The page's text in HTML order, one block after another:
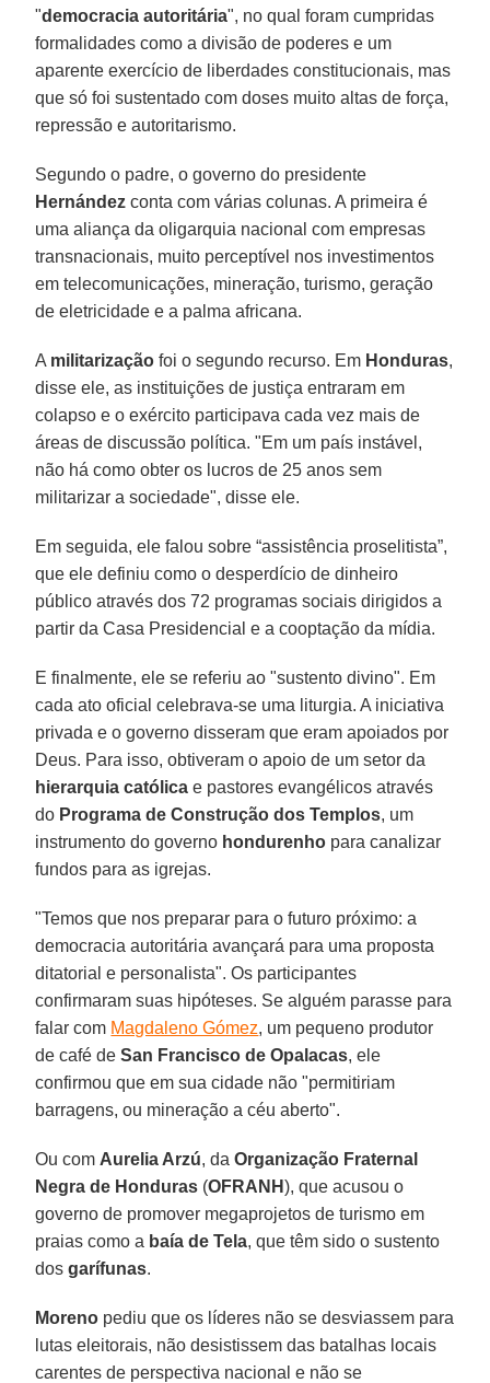
"democracia autoritária", no qual foram cumpridas
formalidades como a divisão de poderes e um
aparente exercício de liberdades constitucionais, mas
que só foi sustentado com doses muito altas de força,
repressão e autoritarismo.
Segundo o padre, o governo do presidente
Hernández conta com várias colunas. A primeira é
uma aliança da oligarquia nacional com empresas
transnacionais, muito perceptível nos investimentos
em telecomunicações, mineração, turismo, geração
de eletricidade e a palma africana.
A militarização foi o segundo recurso. Em Honduras,
disse ele, as instituições de justiça entraram em
colapso e o exército participava cada vez mais de
áreas de discussão política. "Em um país instável,
não há como obter os lucros de 25 anos sem
militarizar a sociedade", disse ele.
Em seguida, ele falou sobre “assistência proselitista”,
que ele definiu como o desperdício de dinheiro
público através dos 72 programas sociais dirigidos a
partir da Casa Presidencial e a cooptação da mídia.
E finalmente, ele se referiu ao "sustento divino". Em
cada ato oficial celebrava-se uma liturgia. A iniciativa
privada e o governo disseram que eram apoiados por
Deus. Para isso, obtiveram o apoio de um setor da
hierarquia católica e pastores evangélicos através
do Programa de Construção dos Templos, um
instrumento do governo hondurenho para canalizar
fundos para as igrejas.
"Temos que nos preparar para o futuro próximo: a
democracia autoritária avançará para uma proposta
ditatorial e personalista". Os participantes
confirmaram suas hipóteses. Se alguém parasse para
falar com Magdaleno Gómez, um pequeno produtor
de café de San Francisco de Opalacas, ele
confirmou que em sua cidade não "permitiriam
barragens, ou mineração a céu aberto".
Ou com Aurelia Arzú, daOrganização Fraternal
Negra de Honduras (OFRANH), que acusou o
governo de promover megaprojetos de turismo em
praias como a baía de Tela, que têm sido o sustento
dosgarífunas.
Moreno pediu que os líderes não se desviassem para
lutas eleitorais, não desistissem das batalhas locais
carentes de perspectiva nacional e não se